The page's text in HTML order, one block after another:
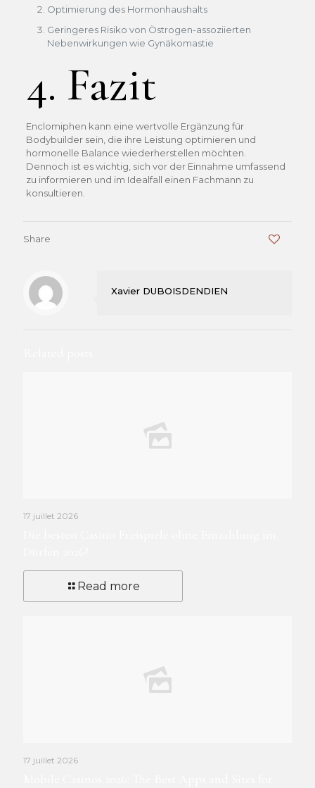
Optimierung des Hormonhaushalts
Geringeres Risiko von Östrogen-assoziierten
Nebenwirkungen wie Gynäkomastie
4. Fazit
Enclomiphen kann eine wertvolle Ergänzung für
Bodybuilder sein, die ihre Leistung optimieren und
hormonelle Balance wiederherstellen möchten.
Dennoch ist es wichtig, sich vor der Einnahme umfassend
zu informieren und im Idealfall einen Fachmann zu
konsultieren.
Share
Xavier DUBOISDENDIEN
17 juillet 2026
Read more
17 juillet 2026